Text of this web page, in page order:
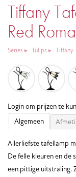
Tiffany
Red
Series Tulips Tiffany
Login om prijzen te
Algemeen
Allerliefste tafellamp
De felle kleuren en de
een pittige uitstraling.